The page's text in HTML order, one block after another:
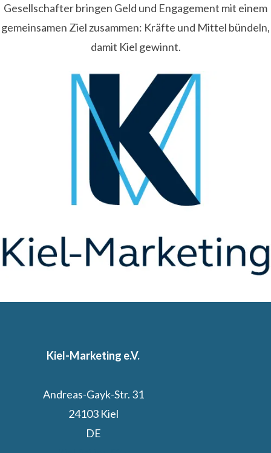
Gesellschafter bringen Geld und Engagement mit einem
gemeinsamen Ziel zusammen: Kräfte und Mittel bündeln,
damit Kiel gewinnt.
Kiel-Marketing e.V.
Andreas-Gayk-Str. 31
24103 Kiel
DE